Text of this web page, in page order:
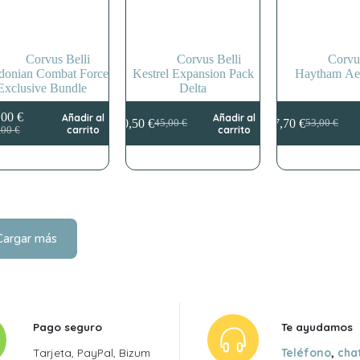
Corvus Belli
Combat Force
Bundle
€
El
precio
era:
€
El
precio
es:
Añadir al
carrito
Corvus Belli
Kestrel Expansion Pack
Delta
45,00€
El
precio
era:
40,50€El
precio
es:
Añadir al
carrito
Haytham
53,00€
El
precio
era:
47,70€El
precio
es:
más
Pago seguro
Tarjeta, PayPal, Bizum
Te ayudamos
Teléfono,